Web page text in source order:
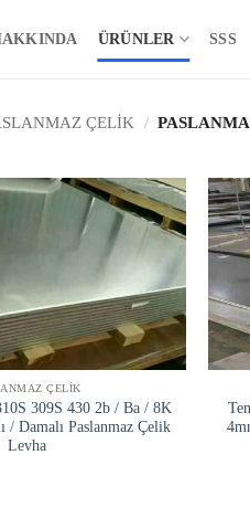
ÜRÜNLER SSS
ÇELIK /
ÇELIK
309S 430 2b / Ba / 8K
/ Damalı Paslanmaz Çelik
Levha